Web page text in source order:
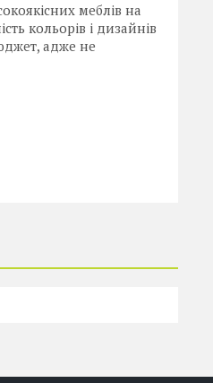
меблів на
кольорів і дизайнів
адже не